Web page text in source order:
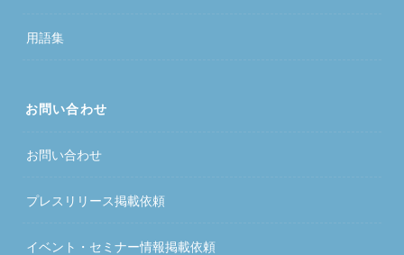
用語集
お問い合わせ
お問い合わせ
プレスリリース掲載依頼
イベント・セミナー情報掲載依頼